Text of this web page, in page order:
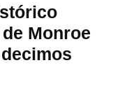
de Monroe